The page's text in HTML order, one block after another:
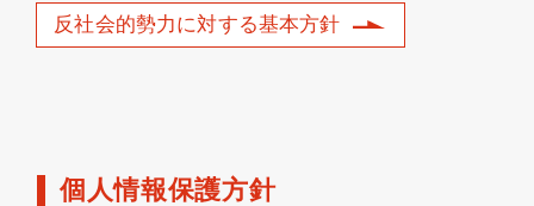
反社会的勢力に対する基本方針
個人情報保護方針